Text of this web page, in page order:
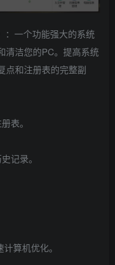
：一个功能强大的系统
清洁您的PC。提高系统
点和注册表的完整副
表。
记录。
算机优化。